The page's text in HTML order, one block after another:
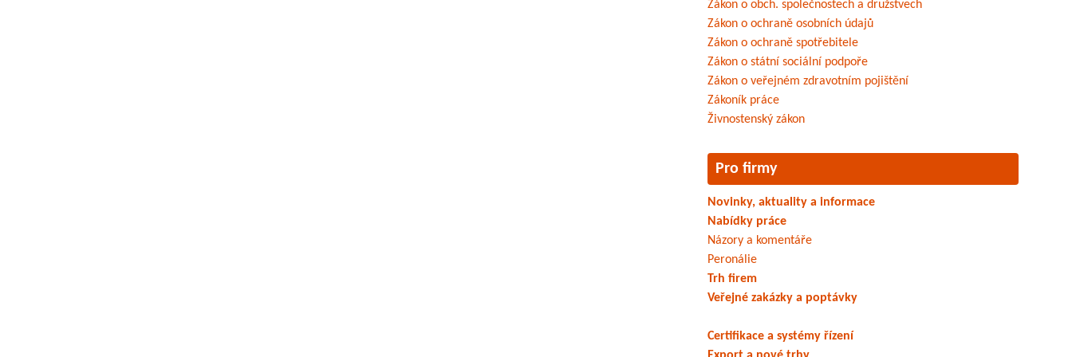
Zákon o obch. společnostech a družstvech
Zákon o ochraně osobních údajů
Zákon o ochraně spotřebitele
Zákon o státní sociální podpoře
Zákon o veřejném zdravotním pojištění
Zákoník práce
Živnostenský zákon
Pro firmy
Novinky, aktuality a informace
Nabídky práce
Názory a komentáře
Peronálie
Trh firem
Veřejné zakázky a poptávky
Certifikace a systémy řízení